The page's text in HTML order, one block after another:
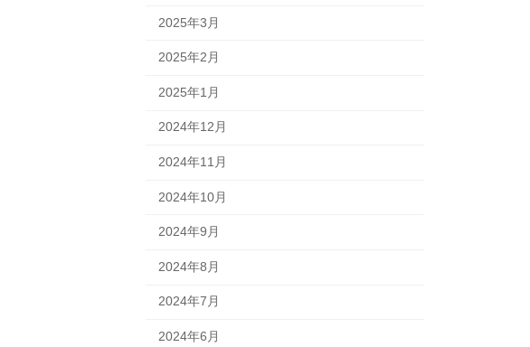
2025年3月
2025年2月
2025年1月
2024年12月
2024年11月
2024年10月
2024年9月
2024年8月
2024年7月
2024年6月